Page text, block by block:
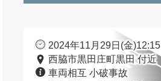
2024年11月29日(金)12:15
西脇市黒田庄町黒田 付近
車両相互 小破事故